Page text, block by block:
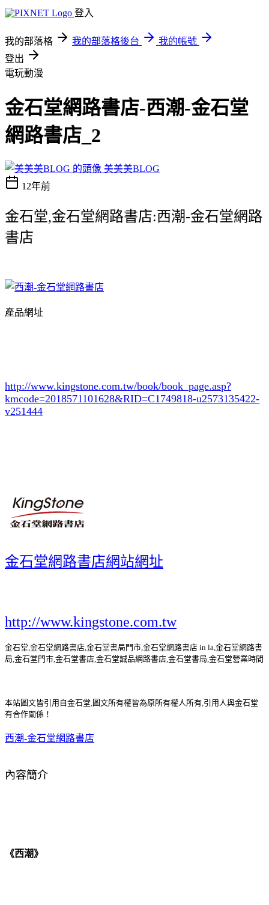
登入
我的部落格 我的部落格後台
我的帳號
登出
電玩動漫
金石堂網路書店-西潮-金石堂
網路書店_2
美美美BLOG
12年前
金石堂,金石堂網路書店:西潮-金石堂網路
書店
產品網址
http://www.kingstone.com.tw/book/book_page.asp?
kmcode=2018571101628&RID=C1749818-u2573135422-
v251444
金石堂網路書店網站網址
http://www.kingstone.com.tw
金石堂,金石堂網路書店,金石堂書局門市,金石堂網路書店 in la,金石堂網路書
局,金石堂門市,金石堂書店,金石堂誠品網路書店,金石堂書局,金石堂營業時間
本站圖文皆引用自金石堂,圖文所有權皆為原所有權人所有,引用人與金石堂
有合作關係！
西潮-金石堂網路書店
內容簡介
《西潮》